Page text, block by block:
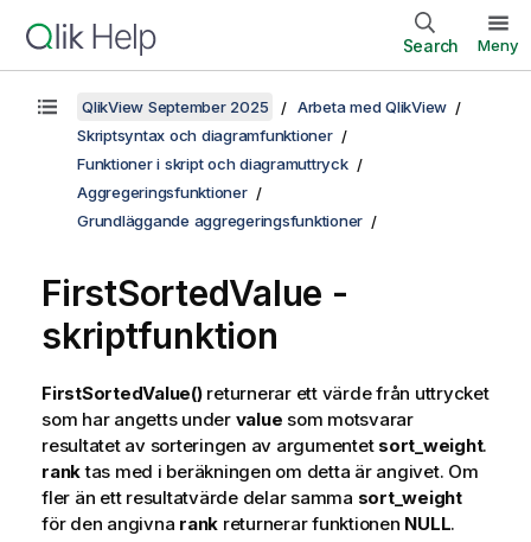
Search Meny
QlikView September 2025
Arbeta med QlikView
Skriptsyntax och diagramfunktioner
Funktioner i skript och diagramuttryck
Aggregeringsfunktioner
Grundläggande aggregeringsfunktioner
FirstSortedValue -
skriptfunktion
FirstSortedValue()returnerar ett värde från uttrycket
som har angetts under value som motsvarar
resultatet av sorteringen av argumentet sort_weight.
ranktas med i beräkningen om detta är angivet. Om
fler än ett resultatvärde delar samma sort_weight
för den angivna rank returnerar funktionen NULL.